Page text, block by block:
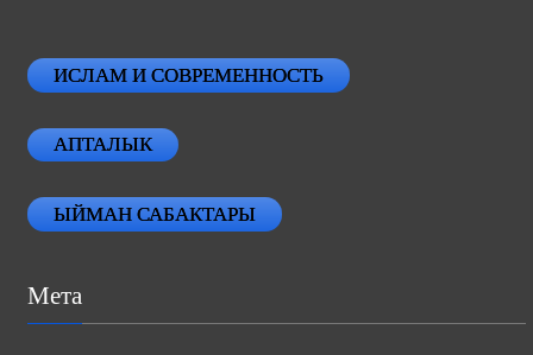
ИСЛАМ И СОВРЕМЕННОСТЬ
АПТАЛЫК
ЫЙМАН САБАКТАРЫ
Мета